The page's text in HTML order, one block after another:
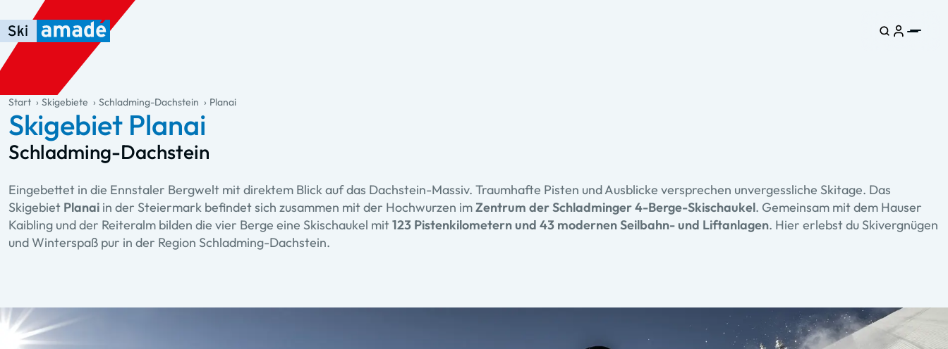
Zum Haupt-Inhalt springen
Springe zur Tabelle
Zur Haupt-Navigation springen
general.table-of-content
Start Skigebiete Schladming-Dachstein Planai
Skigebiet Planai
Schladming-Dachstein
Eingebettet in die Ennstaler Bergwelt mit direktem Blick auf das Dachstein-Massiv. Traumhafte Pisten und Ausblicke versprechen unvergessliche Skitage. Das
Skigebiet Planai in der Steiermark befindet sich zusammen mit der Hochwurzen imZentrum der Schladminger 4-Berge-Skischaukel. Gemeinsam mit dem Hauser
Kaibling und der Reiteralm bilden die vier Berge eine Skischaukel mit123 Pistenkilometern und 43 modernen Seilbahn- und Liftanlagen. Hier erlebst du Skivergnügen
und Winterspaß pur in der Region Schladming-Dachstein.